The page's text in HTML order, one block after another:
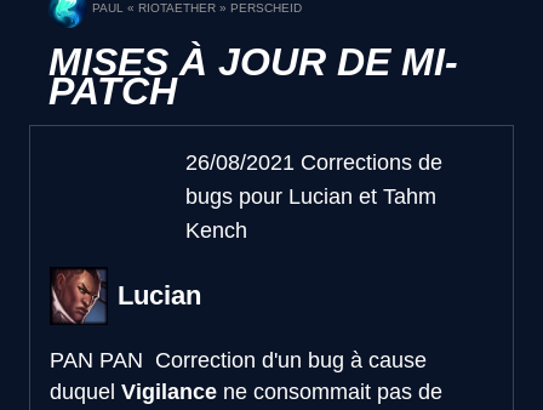
PAUL « RIOTAETHER » PERSCHEID
MISES À JOUR DE MI-
PATCH
26/08/2021 Corrections de
bugs pour Lucian et Tahm
Kench
Lucian
PAN PAN Correction d'un bug à cause
duquel Vigilance ne consommait pas de